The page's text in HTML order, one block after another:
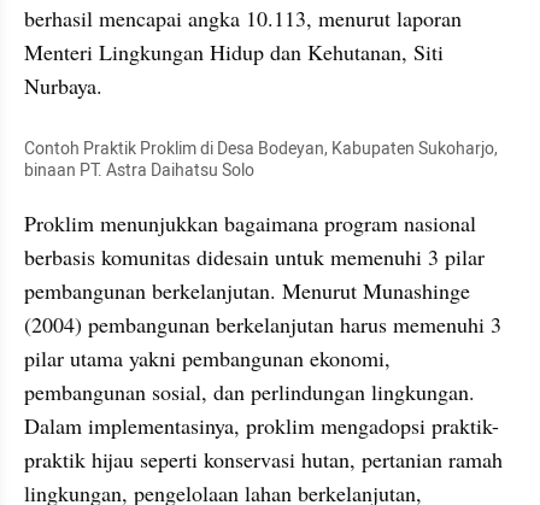
berhasil mencapai angka 10.113, menurut laporan
Menteri Lingkungan Hidup dan Kehutanan, Siti
Nurbaya.
Contoh Praktik Proklim di Desa Bodeyan, Kabupaten Sukoharjo,
binaan PT. Astra Daihatsu Solo
Proklim menunjukkan bagaimana program nasional
berbasis komunitas didesain untuk memenuhi 3 pilar
pembangunan berkelanjutan. Menurut Munashinge
(2004) pembangunan berkelanjutan harus memenuhi 3
pilar utama yakni pembangunan ekonomi,
pembangunan sosial, dan perlindungan lingkungan.
Dalam implementasinya, proklim mengadopsi praktik-
praktik hijau seperti konservasi hutan, pertanian ramah
lingkungan, pengelolaan lahan berkelanjutan,